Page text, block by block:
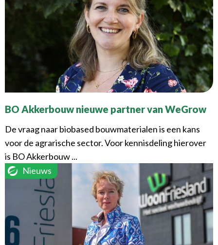
BO Akkerbouw nieuwe partner van WeGrow
De vraag naar biobased bouwmaterialen is een kans
voor de agrarische sector. Voor kennisdeling hierover
is BO Akkerbouw ...
Lees verder
Nieuws